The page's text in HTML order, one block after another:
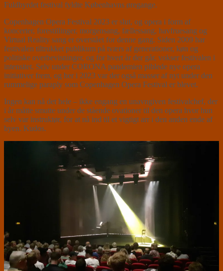
Fuldbyrdet festival fyldte Københavns øregange.
Copenhagen Opera Festival 2023 er slut, og opera i form af
koncerter, forestillinger, morgensang, fællessang, havfruesang og
Virtual Reality sang er overstået for denne gang. Siden 2009 har
festivalen tiltrukket publikum på tværs af generationer, køn og
politiske overbevisninger, og for hvert år der går, vokser festivalen i
intensitet. Selv under CORONA pandemien piblede nye opera
initiativer frem, og her i 2023 var der også masser af nyt under den
rummelige paraply som Copenhagen Opera Festival er blevet.
Ingen kan nå det hele – ikke engang en unavngiven festivalchef, der
i år måtte smutte under de stående ovationer til den opera hvor hun
selv var instruktør, for at nå ind til et vigtigt arr i den anden ende af
byen. Kudos.